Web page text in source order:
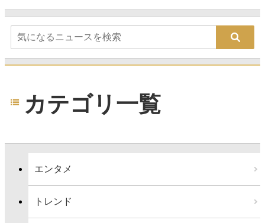
カテゴリ一覧
エンタメ
トレンド